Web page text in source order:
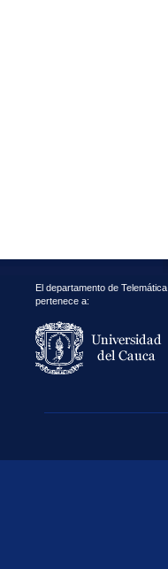
El departamento de Telemática
pertenece a: